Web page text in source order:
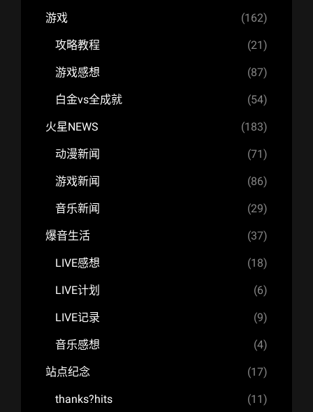
游戏 (162)
攻略教程 (21)
游戏感想 (87)
白金vs全成就 (54)
火星NEWS (183)
动漫新闻 (71)
游戏新闻 (86)
音乐新闻 (29)
爆音生活 (37)
LIVE感想 (18)
LIVE计划 (6)
LIVE记录 (9)
音乐感想 (4)
站点纪念 (17)
thanks?hits (11)